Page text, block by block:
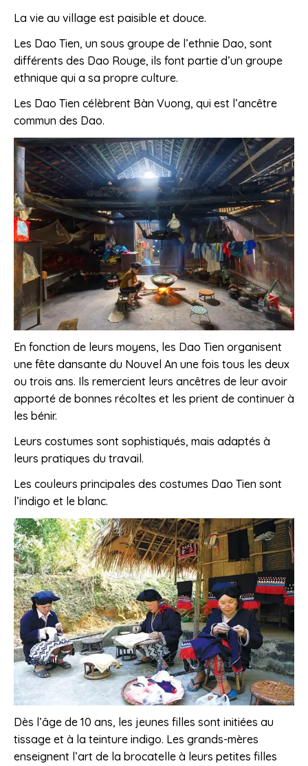
La vie au village est paisible et douce.
Les Dao Tien, un sous groupe de l’ethnie Dao, sont
différents des Dao Rouge, ils font partie d’un groupe
ethnique qui a sa propre culture.
Les Dao Tien célèbrent Bàn Vuong, qui est l’ancêtre
commun des Dao.
En fonction de leurs moyens, les Dao Tien organisent
une fête dansante du Nouvel An une fois tous les deux
ou trois ans. Ils remercient leurs ancêtres de leur avoir
apporté de bonnes récoltes et les prient de continuer à
les bénir.
Leurs costumes sont sophistiqués, mais adaptés à
leurs pratiques du travail.
Les couleurs principales des costumes Dao Tien sont
l’indigo et le blanc.
Dès l’âge de 10 ans, les jeunes filles sont initiées au
tissage et à la teinture indigo. Les grands-mères
enseignent l’art de la brocatelle à leurs petites filles